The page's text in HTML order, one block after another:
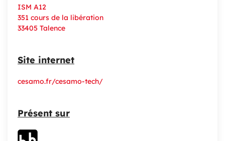
ISM A12
351 cours de la libération
33405 Talence
Site internet
cesamo.fr/cesamo-tech/
Présent sur